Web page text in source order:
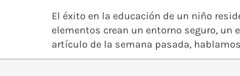
El éxito en la educación de un niño
elementos crean un entorno seguro,
artículo de la semana pasada,